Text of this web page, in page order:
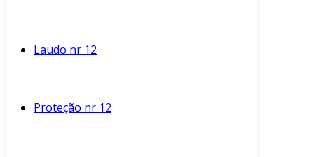
Laudo nr 12
Proteção nr 12